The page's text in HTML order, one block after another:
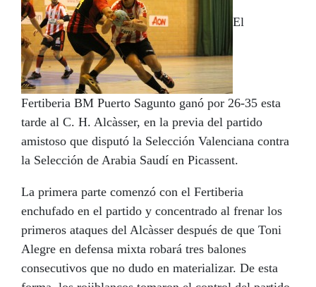
BASE El
Fertiberia BM Puerto Sagunto ganó por 26-35 esta
tarde al C. H. Alcàsser, en la previa del partido
amistoso que disputó la Selección Valenciana contra
la Selección de Arabia Saudí en Picassent.
La primera parte comenzó con el Fertiberia
enchufado en el partido y concentrado al frenar los
primeros ataques del Alcàsser después de que Toni
Alegre en defensa mixta robará tres balones
consecutivos que no dudo en materializar. De esta